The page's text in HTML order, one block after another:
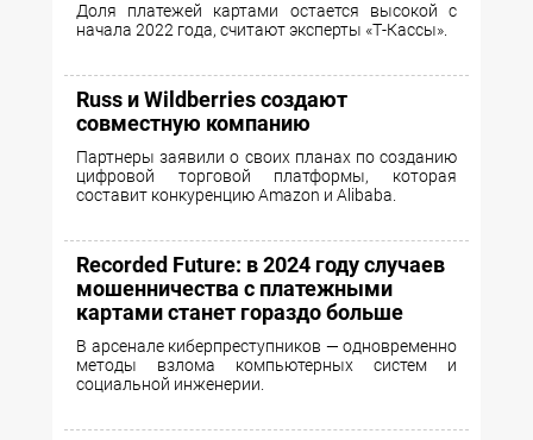
Доля платежей картами остается высокой с
начала 2022 года, считают эксперты «Т-Кассы».
Russ и Wildberries создают
совместную компанию
Партнеры заявили о своих планах по созданию
цифровой торговой платформы, которая
составит конкуренцию Amazon и Alibaba.
Recorded Future: в 2024 году случаев
мошенничества с платежными
картами станет гораздо больше
В арсенале киберпреступников — одновременно
методы взлома компьютерных систем и
социальной инженерии.